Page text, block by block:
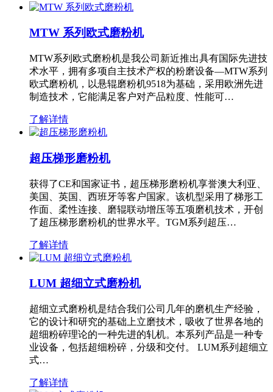
MTW 系列欧式磨粉机
MTW系列欧式磨粉机是我公司新近推出具有国际先进技
术水平，拥有多项自主技术产权的粉磨设备—MTW系列
欧式磨粉机，以悬辊磨粉机9518为基础，采用欧洲先进
制造技术，它能满足客户对产品粒度、性能可…
了解详情
超压梯形磨粉机
获得了CE和国家证书，超压梯形磨粉机享誉澳大利亚、
美国、英国、西班牙等客户国家。该机型采用了梯形工
作面、柔性连接、磨辊联动增压等五项磨机技术，开创
了超压梯形磨粉机的世界水平。TGM系列超压…
了解详情
LUM 超细立式磨粉机
超细立式磨粉机是结合我们公司几年的磨机生产经验，
它的设计和研究的基础上立磨技术，吸收了世界各地的
超细粉碎理论的一种先进的轧机。本系列产品是一种专
业设备，包括超细粉碎，分级和交付。 LUM系列超细立
式…
了解详情